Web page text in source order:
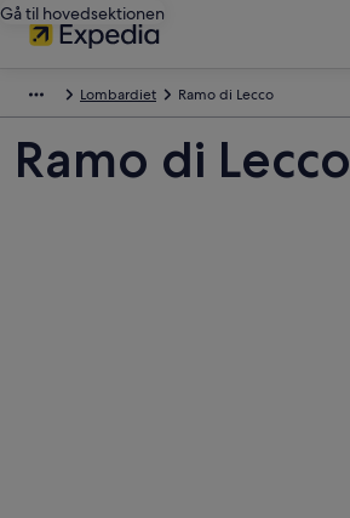
Gå til hovedsektionen
Lombardiet Ramo di Lecco
Ramo di Lecco